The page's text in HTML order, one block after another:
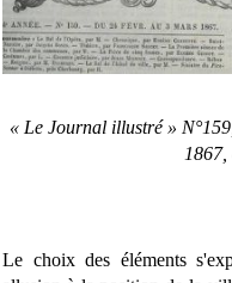
« Le Journal illustré »
Le choix des éléments